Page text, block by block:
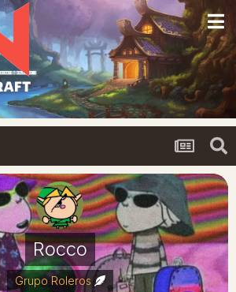
Rocco
Grupo Roleros